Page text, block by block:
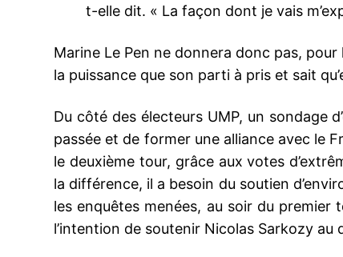
t-elle dit. « La façon dont je vais
Marine Le Pen ne donnera donc pas,
la puissance que son parti à pris et sait
Du côté des électeurs UMP, un sondage
passée et de former une alliance avec le
le deuxième tour, grâce aux votes
la différence, il a besoin du soutien
les enquêtes menées, au soir du
l’intention de soutenir Nicolas Sarkozy